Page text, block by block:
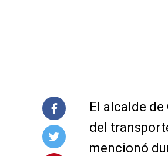
El alcalde de
del
mencionó